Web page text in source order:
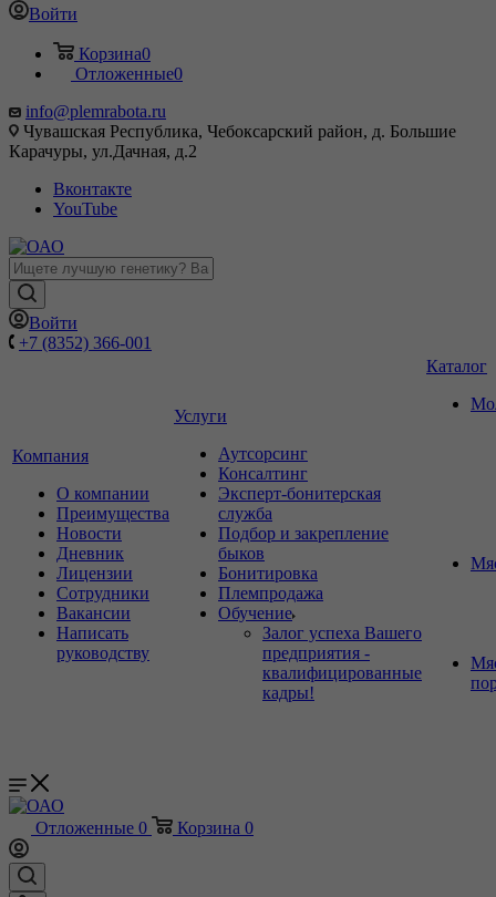
Войти
Корзина0
Отложенные0
info@plemrabota.ru
Чувашская Республика, Чебоксарский район, д. Большие
Карачуры, ул.Дачная, д.2
Вконтакте
YouTube
Войти
+7 (8352) 366-001
Компания
О компании
Преимущества
Новости
Дневник
Лицензии
Сотрудники
Вакансии
Написать
руководству
Услуги
Аутсорсинг
Консалтинг
Эксперт-бонитерская
служба
Подбор и закрепление
быков
Бонитировка
Племпродажа
Обучение
Залог успеха Вашего
предприятия -
квалифицированные
кадры!
Каталог
Отложенные 0 Корзина 0